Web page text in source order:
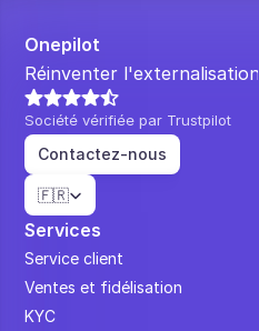
Onepilot
Réinventer l'externalisation.
Société vérifiée par Trustpilot
Contactez-nous
Select Language
🇫🇷
Services
Service client
Ventes et fidélisation
KYC